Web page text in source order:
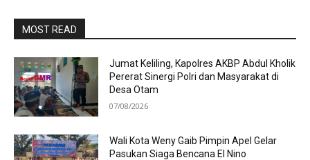
MOST READ
Jumat Keliling, Kapolres AKBP Abdul Kholik
Pererat Sinergi Polri dan Masyarakat di
Desa Otam
07/08/2026
Wali Kota Weny Gaib Pimpin Apel Gelar
Pasukan Siaga Bencana El Nino